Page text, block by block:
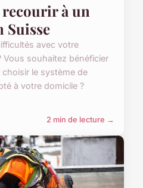
recourir à un
Suisse
avec votre
Vous souhaitez bénéficier
le système de
à votre domicile ?
2 min de lecture →